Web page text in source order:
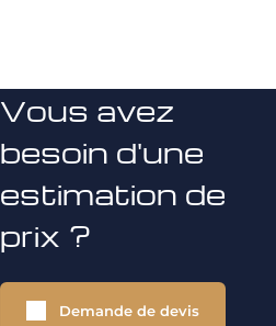
Vous avez
besoin d'une
estimation de
prix ?
Demande de devis